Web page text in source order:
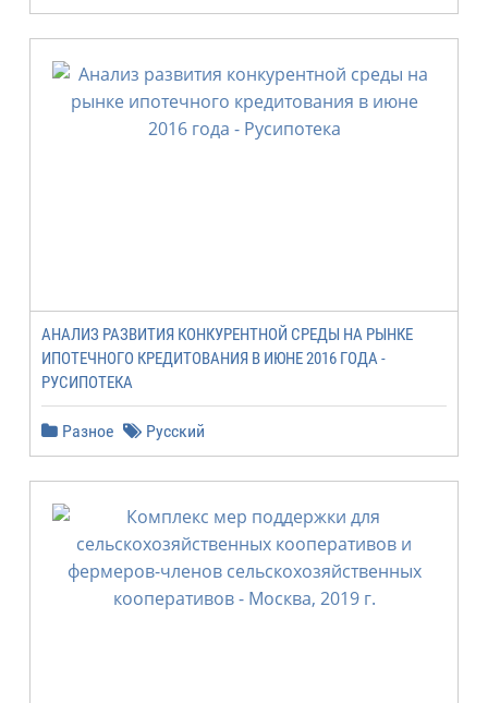
АНАЛИЗ РАЗВИТИЯ КОНКУРЕНТНОЙ СРЕДЫ НА РЫНКЕ
ИПОТЕЧНОГО КРЕДИТОВАНИЯ В ИЮНЕ 2016 ГОДА -
РУСИПОТЕКА
Разное Русский